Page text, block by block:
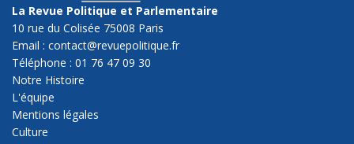
La Revue Politique et Parlementaire
10 rue du Colisée 75008 Paris
Email : contact@revuepolitique.fr
Téléphone : 01 76 47 09 30
Notre Histoire
L'équipe
Mentions légales
Culture